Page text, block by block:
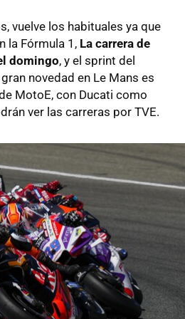
vuelve los habituales ya que
la Fórmula 1, La carrera de
domingo, y el sprint del
novedad en Le Mans es
MotoE, con Ducati como
ver las carreras por TVE.